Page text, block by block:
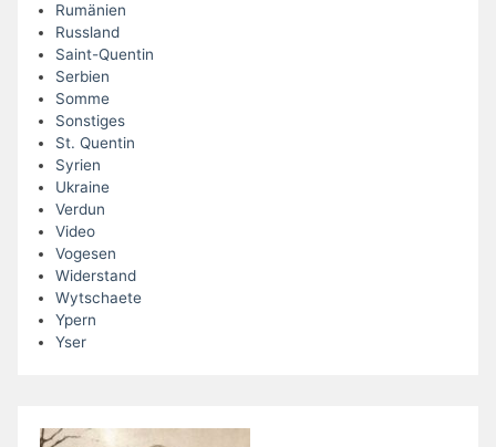
Rumänien
Russland
Saint-Quentin
Serbien
Somme
Sonstiges
St. Quentin
Syrien
Ukraine
Verdun
Video
Vogesen
Widerstand
Wytschaete
Ypern
Yser